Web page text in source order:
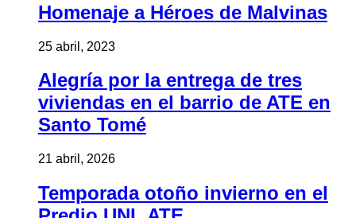
Homenaje a Héroes de Malvinas
25 abril, 2023
Alegría por la entrega de tres
viviendas en el barrio de ATE en
Santo Tomé
21 abril, 2026
Temporada otoño invierno en el